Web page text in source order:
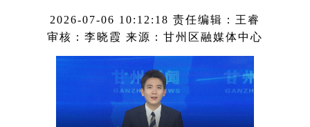
2026-07-06 10:12:18 责任编辑：王睿
审核：李晓霞 来源：甘州区融媒体中心